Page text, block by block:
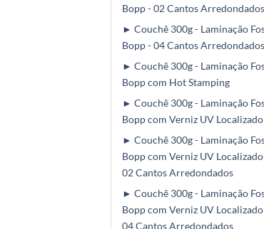
Bopp - 02 Cantos Arredondados
► Couchê 300g - Laminação
Bopp - 04 Cantos Arredondados
► Couchê 300g - Laminação
Bopp com Hot Stamping
► Couchê 300g - Laminação
Bopp com Verniz UV Localizado
► Couchê 300g - Laminação
Bopp com Verniz UV
02 Cantos Arredondados
► Couchê 300g - Laminação
Bopp com Verniz UV
04 Cantos Arredondados